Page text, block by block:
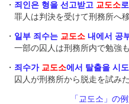
・ 죄인은 형을 선고받고 교도소
罪人は判決を受けて刑務所へ
・ 일부 죄수는 교도소 내에서 공
一部の囚人は刑務所内で勉強
・ 죄수가 교도소에서 탈출을 시
囚人が刑務所から脱走を試みた
「교도소」の